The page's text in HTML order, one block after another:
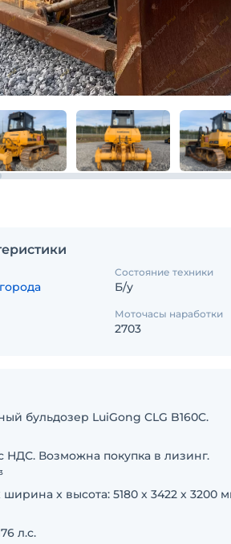
Состояние техники
Б/у
Моточасы наработки
2703
бульдозер LuiGong CLG B160C.
НДС. Возможна покупка в лизинг.
x выcoта: 5180 х 3422 х 3200
л.c.